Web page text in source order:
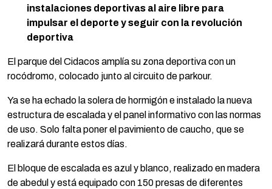
instalaciones deportivas al aire libre para
impulsar el deporte y seguir con la revolución
deportiva
El parque del Cidacos amplía su zona deportiva con un
rocódromo, colocado junto al circuito de parkour.
Ya se ha echado la solera de hormigón e instalado la nueva
estructura de escalada y el panel informativo con las normas
de uso. Solo falta poner el pavimiento de caucho, que se
realizará durante estos días.
El bloque de escalada es azul y blanco, realizado en madera
de abedul y está equipado con 150 presas de diferentes